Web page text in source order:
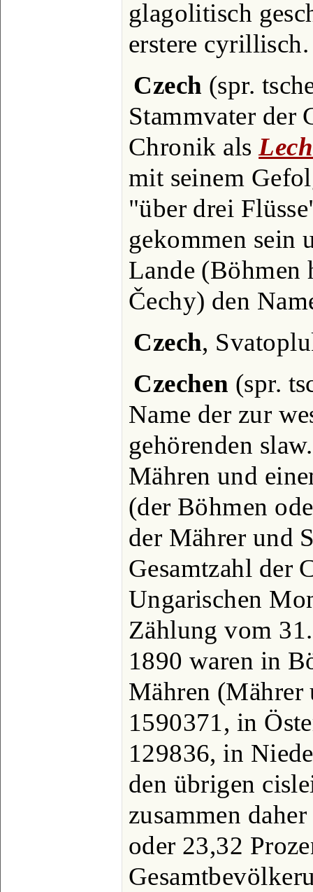
glagolitisch
erstere cyrillisch.
Czech (spr.
Stammvater der
Chronik alsLech
mit seinem
"über drei
gekommen sein
Lande (Böhmen
Čechy) den
Czech,
Czechen (spr.
Name der zur
gehörenden
Mähren und
(der Böhmen
der Mährer und
Gesamtzahl der
Ungarischen
Zählung vom
1890 waren in
Mähren (Mährer
1590371, in
129836, in
den übrigen
zusammen
oder 23,32